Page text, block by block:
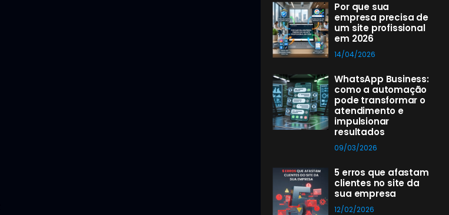
Por que sua
empresa precisa de
um site profissional
em 2026
14/04/2026
WhatsApp Business:
como a automação
pode transformar o
atendimento e
impulsionar
resultados
09/03/2026
5 erros que afastam
clientes no site da
sua empresa
12/02/2026